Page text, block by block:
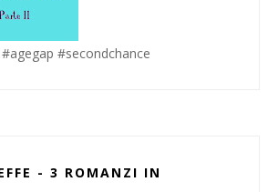
#secondchance
- 3 ROMANZI IN